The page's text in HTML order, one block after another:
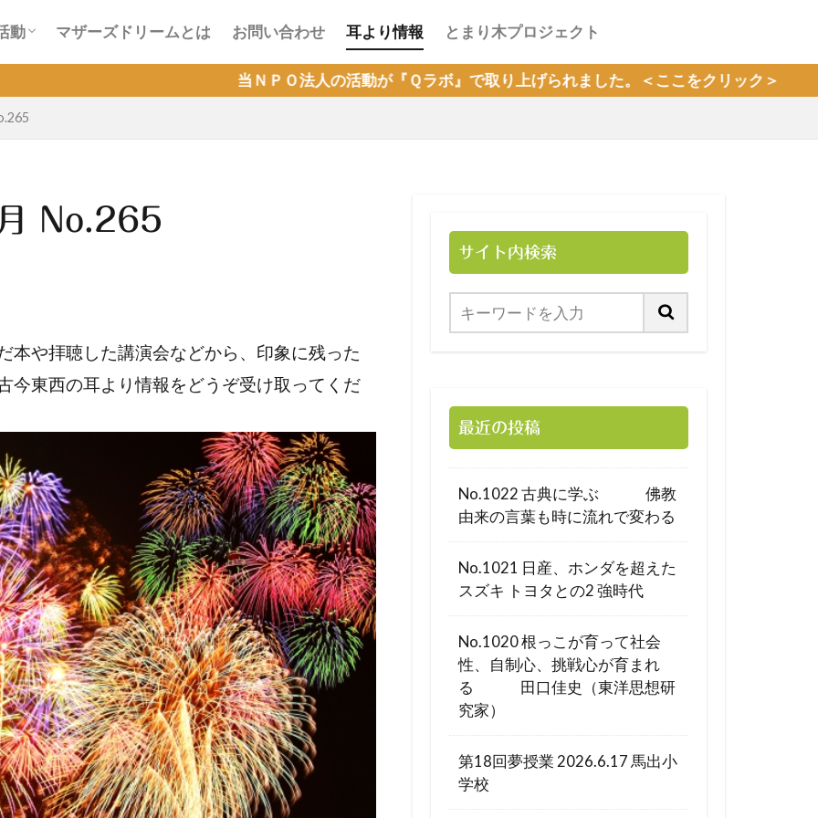
動 マザーズドリームとは お問い合わせ 耳より情報 とまり木プロジェクト
当ＮＰＯ法人の活動が『Ｑラボ』で取り上げられました。＜ここをクリック＞
No.265
本や拝聴した講演会などから、印象に残った
今東西の耳より情報をどうぞ受け取ってくだ
サイト内検索
最近の投稿
No.1022 古典に学ぶ 佛教
由来の言葉も時に流れで変わる
No.1021 日産、ホンダを超えた
スズキ トヨタとの2 強時代
No.1020 根っこが育って社会
性、自制心、挑戦心が育まれ
る 田口佳史（東洋思想研
究家）
第18回夢授業 2026.6.17 馬出小
学校